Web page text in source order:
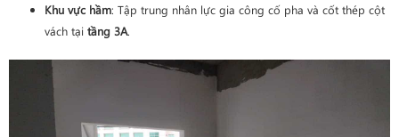
Khu vực hầm: Tập trung nhân lực gia công cố pha và cốt thép cột
vách tại tầng 3A.